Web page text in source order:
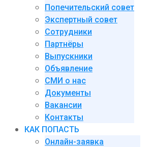
Попечительский совет
Экспертный совет
Сотрудники
Партнёры
Выпускники
Объявление
СМИ о нас
Документы
Вакансии
Контакты
КАК ПОПАСТЬ
Онлайн-заявка